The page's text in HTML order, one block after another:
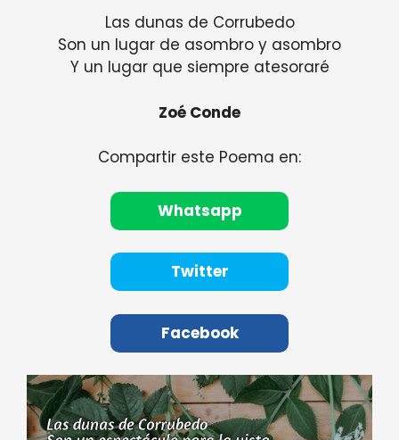
Las dunas de Corrubedo
Son un lugar de asombro y asombro
Y un lugar que siempre atesoraré
Zoé Conde
Compartir este Poema en:
Whatsapp
Twitter
Facebook